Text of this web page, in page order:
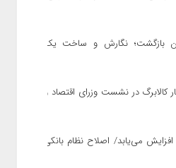
بازگشت؛ نگارش و ساخت یک
کالابرگ در نشست وزرای اقتصاد و
می‌یابد/ اصلاح نظام بانکی